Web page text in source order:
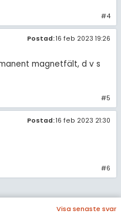
#4
Postad:16 feb 2023 19:26
magnetfält, d v s
#5
Postad:16 feb 2023 21:30
#6
Visa senaste svar